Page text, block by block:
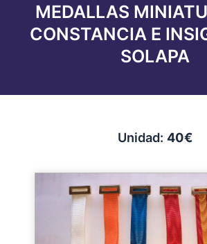
MEDALLAS
CONSTANCIA E
SOLAPA
Unidad: 40€